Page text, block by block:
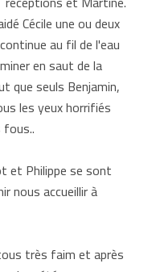
Cécile une ou deux
au fil de l'eau
en saut de la
que seuls Benjamin,
les yeux horrifiés
et Philippe se sont
nous accueillir à
très faim et après